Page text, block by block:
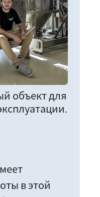
объект для
в этой